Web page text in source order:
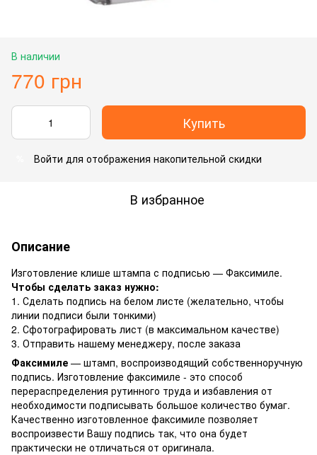
В наличии
770 грн
Купить
Войти для отображения накопительной скидки
В избранное
Описание
Изготовление клише штампа с подписью — Факсимиле.
Чтобы сделать заказ нужно:
1. Сделать подпись на белом листе (желательно, чтобы
линии подписи были тонкими)
2. Сфотографировать лист (в максимальном качестве)
3. Отправить нашему менеджеру, после заказа
Факсимиле — штамп, воспроизводящий собственноручную
подпись. Изготовление факсимиле - это способ
перераспределения рутинного труда и избавления от
необходимости подписывать большое количество бумаг.
Качественно изготовленное факсимиле позволяет
воспроизвести Вашу подпись так, что она будет
практически не отличаться от оригинала.